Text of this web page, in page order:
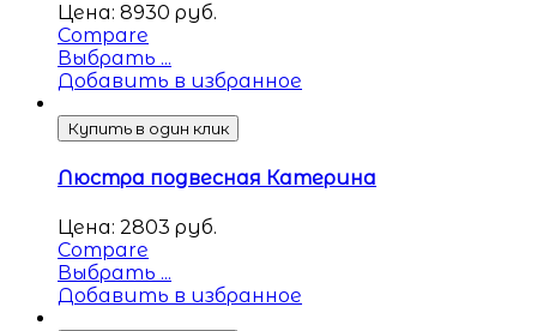
Цена: 8930 руб.
Compare
Выбрать ...
Добавить в избранное
Купить в один клик
Люстра подвесная Катерина
Цена: 2803 руб.
Compare
Выбрать ...
Добавить в избранное